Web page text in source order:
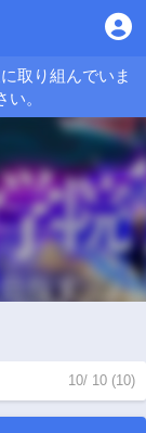
取り組んでいま
。
10/ 10 (10)